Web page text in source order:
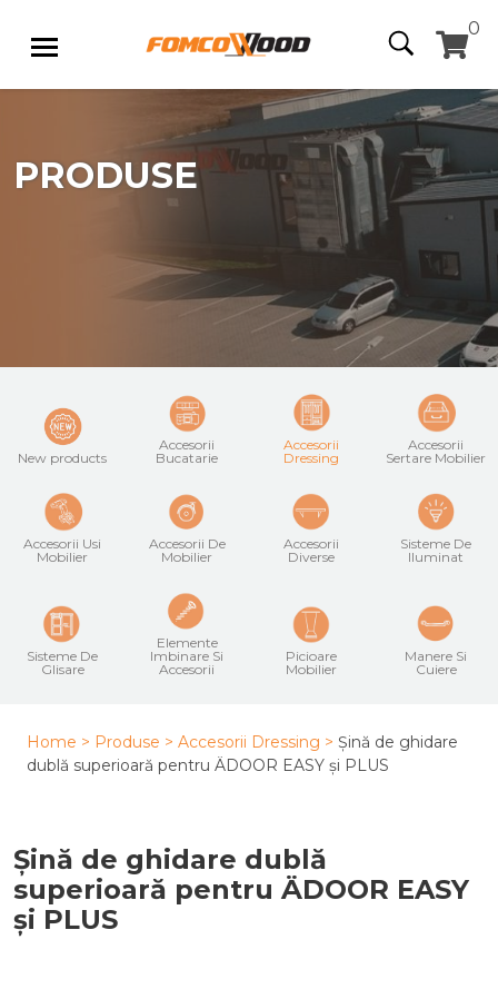
0
PRODUSE
New products
Accesorii
Bucatarie
Accesorii
Dressing
Accesorii
Sertare Mobilier
Accesorii Usi
Mobilier
Accesorii De
Mobilier
Accesorii
Diverse
Sisteme De
Iluminat
Sisteme De
Glisare
Elemente
Imbinare Si
Accesorii
Picioare
Mobilier
Manere Si
Cuiere
Home > Produse > Accesorii Dressing > Șină de ghidare
dublă superioară pentru ÄDOOR EASY și PLUS
Șină de ghidare dublă
superioară pentru ÄDOOR EASY
și PLUS